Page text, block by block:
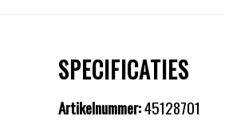
SPECIFICATIES
Artikelnummer:45128701